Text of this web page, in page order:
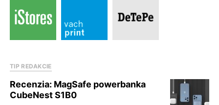
TIP REDAKCIE
Recenzia: MagSafe powerbanka
CubeNest S1B0